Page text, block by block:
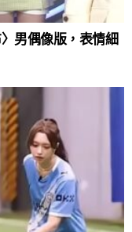
男偶像版，表情細